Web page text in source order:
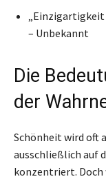
– Unbekannt
Die
der
Schönheit wird oft
ausschließlich auf
konzentriert.